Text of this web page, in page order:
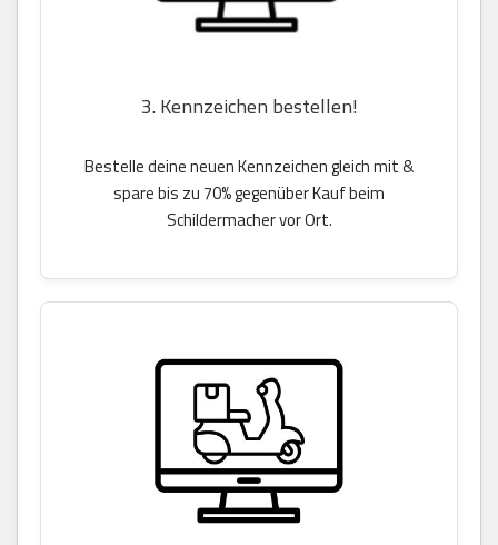
3. Kennzeichen bestellen!
Bestelle deine neuen Kennzeichen gleich mit &
spare bis zu 70% gegenüber Kauf beim
Schildermacher vor Ort.